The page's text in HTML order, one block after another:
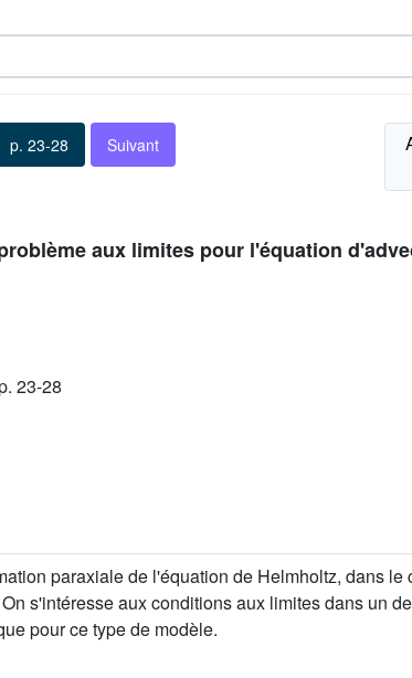
p. 23-28 Suivant
aux limites pour l'équation
23-28
paraxiale de l'équation de Helmholtz, dans le
s'intéresse aux conditions aux limites dans un
pour ce type de modèle.